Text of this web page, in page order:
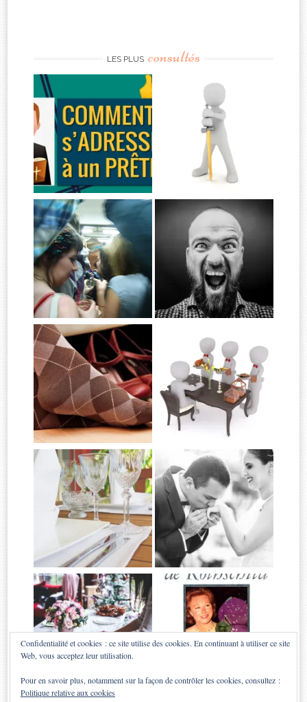
LES PLUS consultés
Confidentialité et cookies : ce site utilise des cookies. En continuant à utiliser ce site
Web, vous acceptez leur utilisation.
Pour en savoir plus, notamment sur la façon de contrôler les cookies, consultez :
Politique relative aux cookies